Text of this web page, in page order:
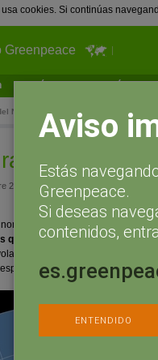
usa cookies. Si continúas
Greenpeace
¿Qué puedes hacer tú?
Norte
Bosque
25, 2017 a las 11:45
Se reconoce
que cubre el hemisferio norte.
al espacio, es la corona verde
Aviso
Estás
Greenpeace.
Si deseas
contenidos,
ENTENDIDO